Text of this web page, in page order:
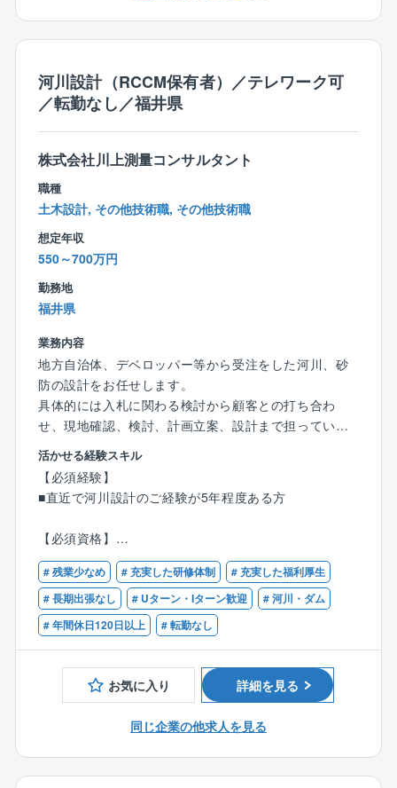
各世代で技術職の方がいるため、若手、中堅、ベテラ
また、社内の風通しも良いため、一人一人の意見を聞
き入れていただけます。
【魅力ポイント】
■残業時間少ない（月平均10h程度）
■転勤なし
■風通しが良いため離職率も非常に低いです。
※現在40代の方は新卒からのご入社です。
直近5年間での退職者1名（寿退社）
■福利厚生が充実しております。
健康診断や予防接種、歯科健診は会社負担で受ける
ことができます。
■テレワーク勤務可能
遠方にお住いの方や育児、介護が必要な方などご事
情に合わせて働き方を変えることが可能です。
河川設計（RCCM保有者）／テレワーク可
／転勤なし／福井県
株式会社川上測量コンサルタント
職種
土木設計, その他技術職, その他技術職
想定年収
550～700万円
勤務地
福井県
業務内容
地方自治体、デベロッパー等から受注をした河川、砂
防の設計をお任せします。
具体的には入札に関わる検討から顧客との打ち合わ
せ、現地確認、検討、計画立案、設計まで担っていた
だきます。
地域住民とのワークショップや、地域の特性・生活環
境などを考慮したゾーニングなど、調査の段階から設
計まで一貫して担っていただけます。
多くの人々の生活を支えるため、社会貢献性の高いお
仕事です。
■具体的に
建設部門（河川、砂防及び海岸・海洋）では、河川、
砂防施設の改修や詳細設計業務、治山施設の調査、点
検、詳細設計業務をメインに行っています。
設計部（技術2課）の人数は現在5名。20代1名、40代1
各世代で技術職の方がいるため、若手、中堅、ベテラ
活かせる経験スキル
【必須経験】
■直近で河川設計のご経験が5年程度ある方
【必須資格】
■RCCM（河川、砂防及び海岸・海洋）
【歓迎資格】
■技術士（建設部門：河川、砂防及び海岸・海洋）
# 残業少なめ # 充実した研修体制
# 充実した福利厚生
# 長期出張なし
# Uターン・Iターン歓迎
# 河川・ダム
# 年間休日120日以上
# 転勤なし
お気に入り 詳細を見る
同じ企業の他求人を見る